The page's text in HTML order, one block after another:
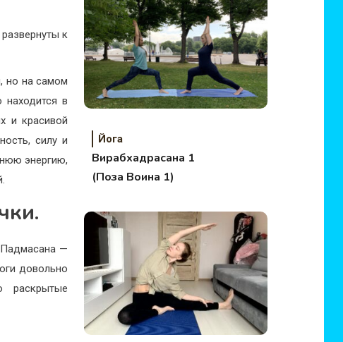
к
но на самом
находится в
и красивой
силу и
энергию,
Падмасана —
довольно
раскрытые
Йога
Вирабхадрасана 1
(Поза Воина 1)